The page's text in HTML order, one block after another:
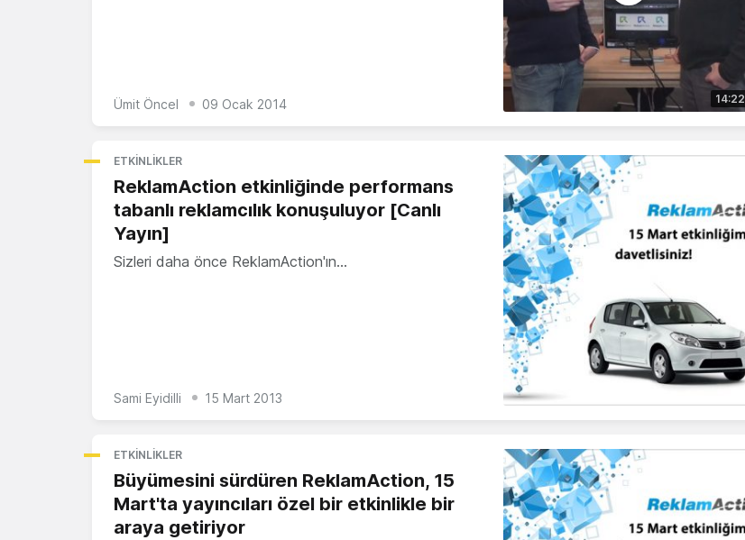
14:22
Ümit Öncel 09 Ocak 2014
ETKINLIKLER
ReklamAction etkinliğinde performans
tabanlı reklamcılık konuşuluyor [Canlı
Yayın]
Sizleri daha önce ReklamAction'ın…
Sami Eyidilli 15 Mart 2013
ETKINLIKLER
Büyümesini sürdüren ReklamAction, 15
Mart'ta yayıncıları özel bir etkinlikle bir
araya getiriyor